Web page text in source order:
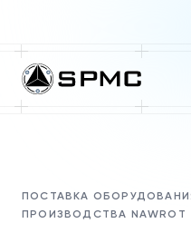
ПОСТАВКА
ПРОИЗВОДСТВА NAWROT